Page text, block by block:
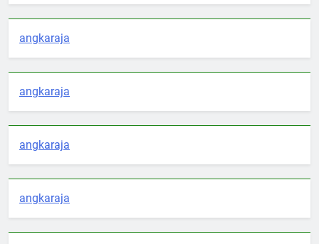
angkaraja
angkaraja
angkaraja
angkaraja